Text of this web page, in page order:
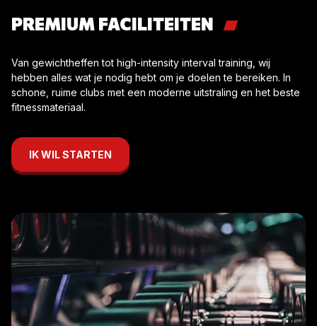
PREMIUM FACILITEITEN
Van gewichtheffen tot high-intensity interval training, wij
hebben alles wat je nodig hebt om je doelen te bereiken. In
schone, ruime clubs met een moderne uitstraling en het beste
fitnessmateriaal.
IK WIL STARTEN